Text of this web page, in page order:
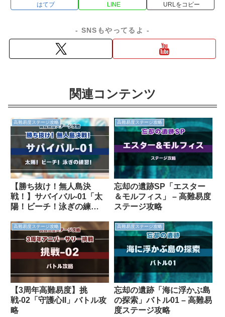
はてブ LINE コピー
- SNSもやってるよ -
関連コンテンツ
高難易度ステージ攻略
【勝ち抜け！無人島決
戦！】サバイバル-01「太
陽！ビーチ！泳ぎの練
高難易度ステージ攻略
忘却の遺跡SP「エスター
＆モルフィス」 – 高難易度
ステージ攻略
高難易度ステージ攻略
【3周年高難易度】挑
戦-02「守護心II」バトル攻
略
高難易度ステージ攻略
忘却の遺跡「海に浮かぶ島
の探索」バトル01 – 高難易
度ステージ攻略